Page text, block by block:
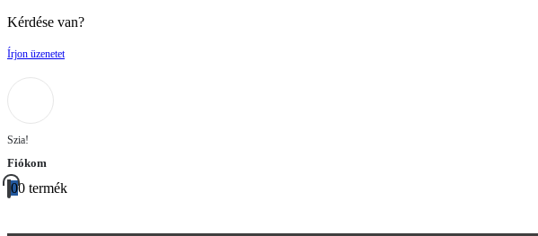
Kérdése van?
Írjon üzenetet
Szia!
Fiókom
00 termék